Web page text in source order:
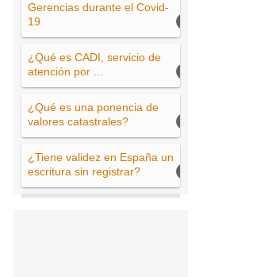
Gerencias durante el Covid-
19
¿Qué es CADI, servicio de
atención por ...
¿Qué es una ponencia de
valores catastrales?
¿Tiene validez en España un
escritura sin registrar?